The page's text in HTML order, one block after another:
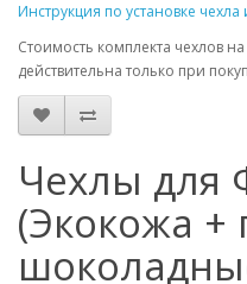
Инструкция по установке
Стоимость комплекта чехлов
действительна только при
Чехлы для
(Экокожа